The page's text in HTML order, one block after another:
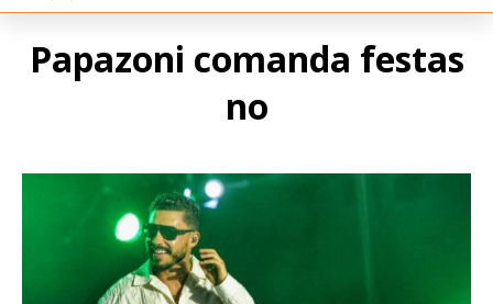
Papazoni comanda festas
no